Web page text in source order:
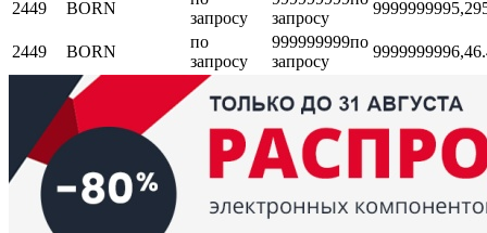
2449 BORN
запросу
запросу
9999999995,29
2449 BORN
по
запросу
999999999по
запросу
9999999996,4